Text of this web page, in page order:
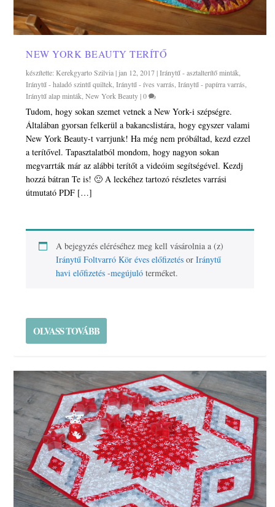
NEW YORK BEAUTY TERÍTŐ
készítette:Kerekgyarto Szilvia| jan 12, 2017|Iránytű - asztalterítő minták
Iránytű - haladó szintű quiltek ,Iránytű - íves varrás ,Iránytű - papírra varrás
Iránytű alap minták ,New York Beauty|0
Tudom, hogy sokan szemet vetnek a New York-i szépségre.
Általában gyorsan felkerül a bakancslistára, hogy egyszer valami
New York Beauty-t varrjunk! Ha még nem próbáltad, kezd ezzel
a terítővel. Tapasztalatból mondom, hogy nagyon sokan
megvarrták már az alábbi terítőt a videóim segítségével. Kezdj
hozzá bátran Te is! 🙂 A leckéhez tartozó részletes varrási
útmutató PDF […]
A bejegyzés eléréséhez meg kell vásárolnia a (z)
Iránytű Foltvarró Kör éves előfizetés orIránytű
havi előfizetés -megújuló terméket.
OLVASS TOVÁBB